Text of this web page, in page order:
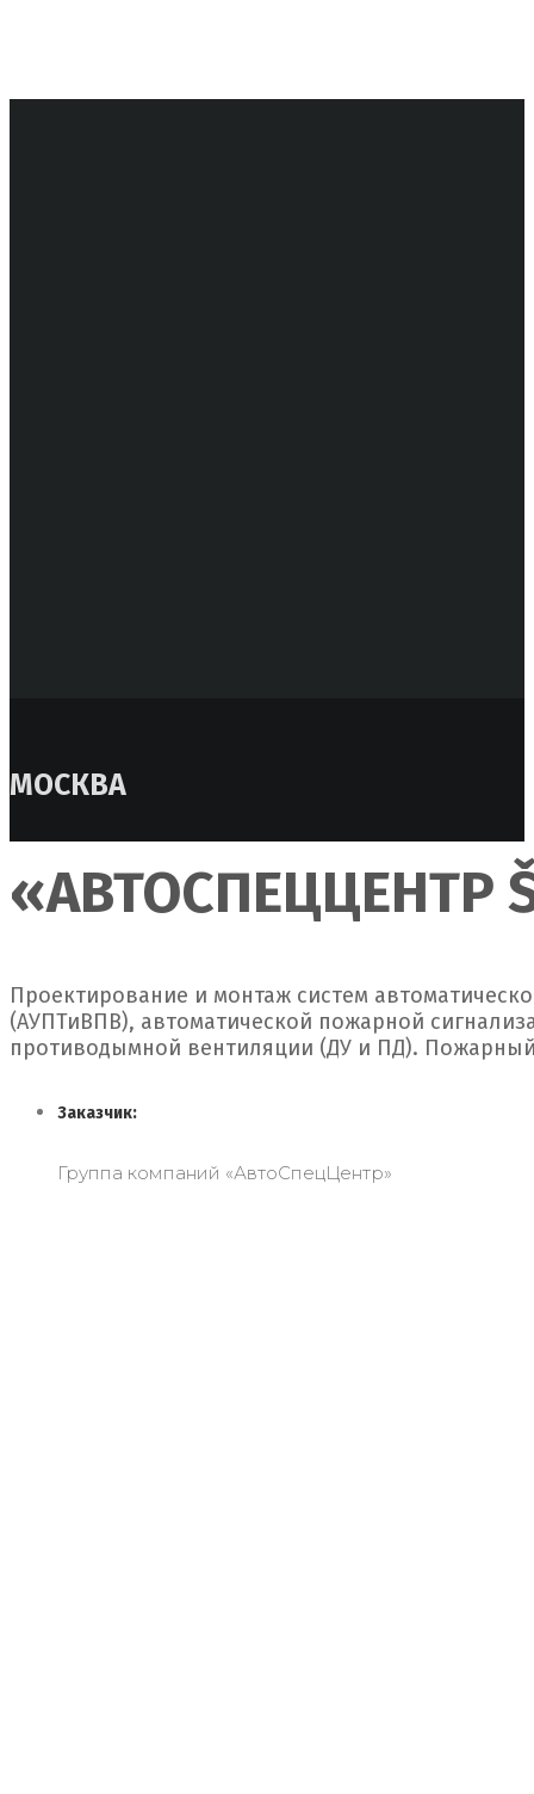
МОСКВА
«АВТОСПЕЦЦЕНТР
Проектирование и монтаж систем
(АУПТиВПВ), автоматической пожарной
противодымной вентиляции (ДУ и ПД).
Заказчик:
Группа компаний «АвтоСпецЦентр»